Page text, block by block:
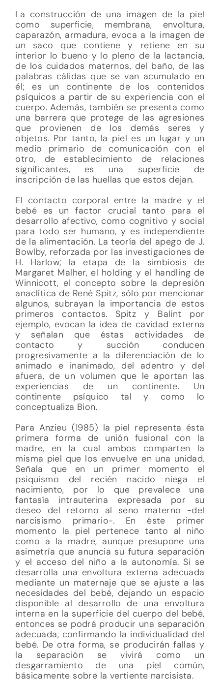
La construcción de una imagen de la piel
como superficie, membrana, envoltura,
caparazón, armadura, evoca a la imagen de
un saco que contiene y retiene en su
interior lo bueno y lo pleno de la lactancia,
de los cuidados maternos, del baño, de las
palabras cálidas que se van acumulado en
él; es un continente de los contenidos
psíquicos a partir de su experiencia con el
cuerpo. Además, también se presenta como
una barrera que protege de las agresiones
que provienen de los demás seres y
objetos. Por tanto, la piel es un lugar y un
medio primario de comunicación con el
otro, de establecimiento de relaciones
significantes, es una superficie de
inscripción de las huellas que estos dejan.
El contacto corporal entre la madre y el
bebé es un factor crucial tanto para el
desarrollo afectivo, como cognitivo y social
para todo ser humano, y es independiente
de la alimentación. La teoría del apego de J.
Bowlby, reforzada por las investigaciones de
H. Harlow; la etapa de la simbiosis de
Margaret Malher, el holding y el handling de
Winnicott, el concepto sobre la depresión
anaclítica de René Spitz, sólo por mencionar
algunos, subrayan la importancia de estos
primeros contactos. Spitz y Balint por
ejemplo, evocan la idea de cavidad externa
y señalan que éstas actividades de
contacto y succión conducen
progresivamente a la diferenciación de lo
animado e inanimado, del adentro y del
afuera, de un volumen que le aportan las
experiencias de un continente. Un
continente psíquico tal y como lo
conceptualiza Bion.
Para Anzieu (1985) la piel representa ésta
primera forma de unión fusional con la
madre, en la cual ambos comparten la
misma piel que los envuelve en una unidad.
Señala que en un primer momento el
psiquismo del recién nacido niega el
nacimiento, por lo que prevalece una
fantasía intrauterina expresada por su
deseo del retorno al seno materno -del
narcisismo primario-. En éste primer
momento la piel pertenece tanto al niño
como a la madre, aunque presupone una
asimetría que anuncia su futura separación
y el acceso del niño a la autonomía. Si se
desarrolla una envoltura externa adecuada
mediante un maternaje que se ajuste a las
necesidades del bebé, dejando un espacio
disponible al desarrollo de una envoltura
interna en la superficie del cuerpo del bebé,
entonces se podrá producir una separación
adecuada, confirmando la individualidad del
bebé. De otra forma, se producirán fallas y
la separación se vivirá como un
desgarramiento de una piel común,
básicamente sobre la vertiente narcisista.